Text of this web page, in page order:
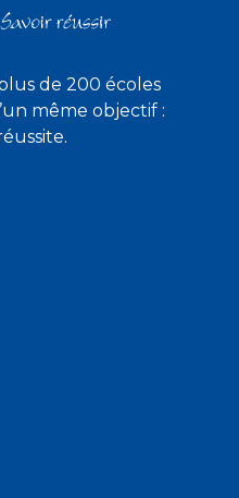
de 200 écoles
même objectif :